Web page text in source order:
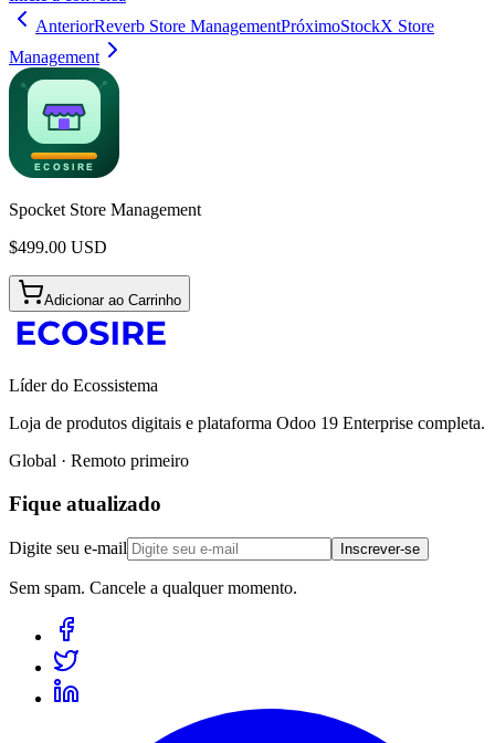
AnteriorReverb Store ManagementPróximoStockX Store
Management
Spocket Store Management
$499.00 USD
Adicionar ao Carrinho
Líder do Ecossistema
Loja de produtos digitais e plataforma Odoo 19 Enterprise completa.
Global · Remoto primeiro
Fique atualizado
Digite seu e-mail Inscrever-se
Sem spam. Cancele a qualquer momento.